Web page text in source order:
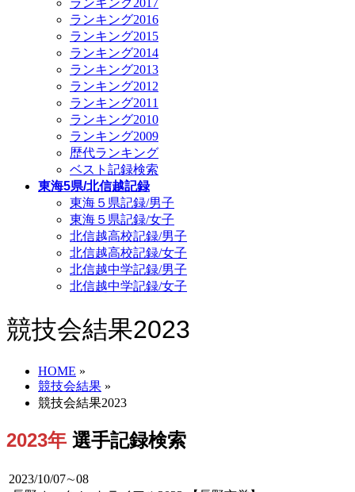
ランキング2017
ランキング2016
ランキング2015
ランキング2014
ランキング2013
ランキング2012
ランキング2011
ランキング2010
ランキング2009
歴代ランキング
ベスト記録検索
東海5県/北信越記録
東海５県記録/男子
東海５県記録/女子
北信越高校記録/男子
北信越高校記録/女子
北信越中学記録/男子
北信越中学記録/女子
競技会結果2023
HOME »
競技会結果 »
競技会結果2023
2023年 選手記録検索
2023/10/07∼08